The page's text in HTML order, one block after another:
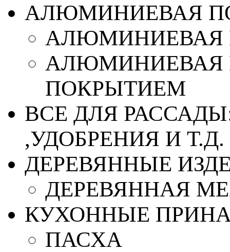
АЛЮМИНИЕВАЯ
АЛЮМИНИЕВАЯ
АЛЮМИНИЕВАЯ
ПОКРЫТИЕМ
ВСЕ ДЛЯ
,УДОБРЕНИЯ И Т.Д.
ДЕРЕВЯННЫЕ
ДЕРЕВЯННАЯ
КУХОННЫЕ
ПАСХА